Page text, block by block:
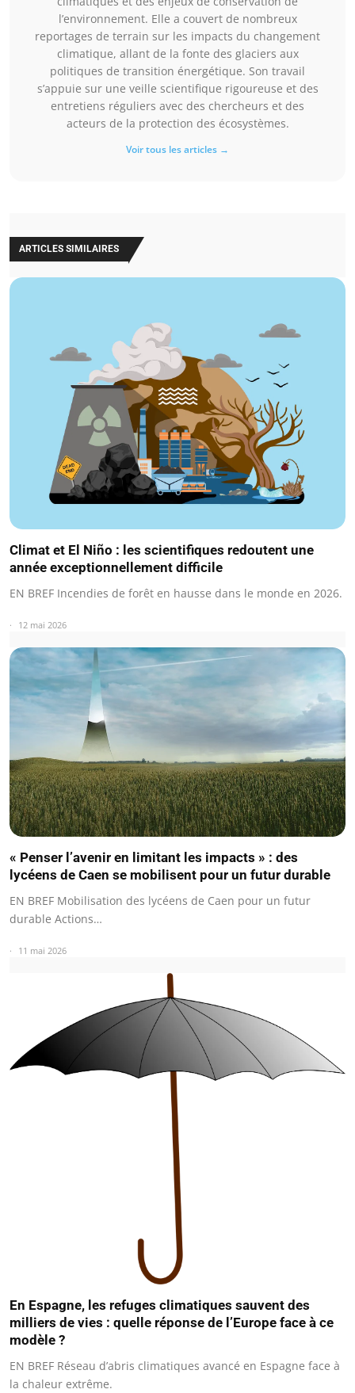
l’environnement. Elle a couvert de nombreux
reportages de terrain sur les impacts du changement
climatique, allant de la fonte des glaciers aux
politiques de transition énergétique. Son travail
s’appuie sur une veille scientifique rigoureuse et des
entretiens réguliers avec des chercheurs et des
acteurs de la protection des écosystèmes.
Voir tous les articles →
ARTICLES SIMILAIRES
Climat et El Niño : les scientifiques redoutent une
année exceptionnellement difficile
EN BREF Incendies de forêt en hausse dans le monde en 2026.
12 mai 2026
« Penser l’avenir en limitant les impacts » : des
lycéens de Caen se mobilisent pour un futur durable
EN BREF Mobilisation des lycéens de Caen pour un futur
durable Actions…
11 mai 2026
En Espagne, les refuges climatiques sauvent des
milliers de vies : quelle réponse de l’Europe face à ce
modèle ?
EN BREF Réseau d’abris climatiques avancé en Espagne face à
la chaleur extrême.